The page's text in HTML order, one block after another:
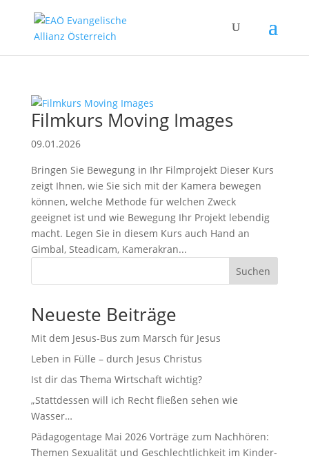
Filmkurs Moving Images
09.01.2026
Bringen Sie Bewegung in Ihr Filmprojekt Dieser Kurs
zeigt Ihnen, wie Sie sich mit der Kamera bewegen
können, welche Methode für welchen Zweck
geeignet ist und wie Bewegung Ihr Projekt lebendig
macht. Legen Sie in diesem Kurs auch Hand an
Gimbal, Steadicam, Kamerakran...
Suchen
Neueste Beiträge
Mit dem Jesus-Bus zum Marsch für Jesus
Leben in Fülle – durch Jesus Christus
Ist dir das Thema Wirtschaft wichtig?
„Stattdessen will ich Recht fließen sehen wie
Wasser…
Pädagogentage Mai 2026 Vorträge zum Nachhören:
Themen Sexualität und Geschlechtlichkeit im Kinder-